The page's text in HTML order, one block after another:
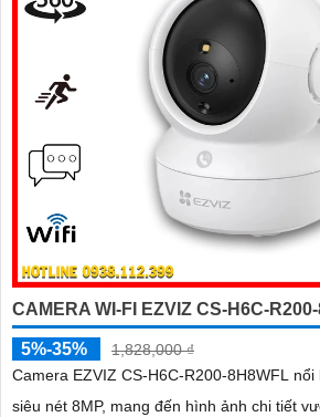
CAMERA WI-FI EZVIZ CS-H6C-
5%-35%
1,828,000 ₫
Camera EZVIZ CS-H6C-R200-8H8WFL
siêu nét 8MP, mang đến hình ảnh chi tiết vượt trội.